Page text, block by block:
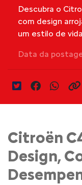
Descubra o
com design
um estilo de
Data da
Citroën
Design,